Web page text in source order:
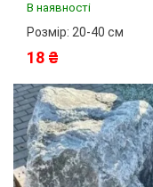
В наявності
Розмір: 20-40 см
18 ₴